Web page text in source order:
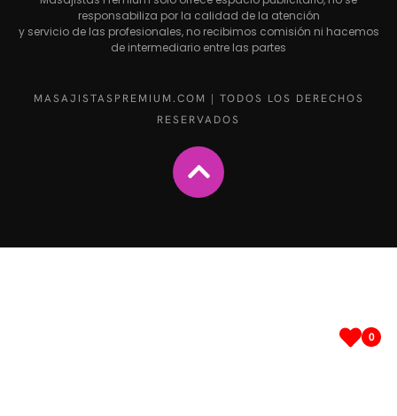
responsabiliza por la calidad de la atención
y servicio de las profesionales, no recibimos comisión ni hacemos
de intermediario entre las partes
MASAJISTASPREMIUM.COM | TODOS LOS DERECHOS
RESERVADOS
0